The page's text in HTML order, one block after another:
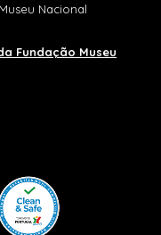
Nacional
Fundação Museu